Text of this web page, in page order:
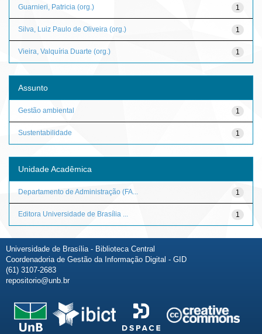
1
Guarnieri, Patricia (org.)
1
Silva, Luiz Paulo de Oliveira (org.)
1
Vieira, Valquíria Duarte (org.)
Assunto
1
Gestão ambiental
1
Sustentabilidade
Unidade Acadêmica
1
Departamento de Administração (FA...
1
Editora Universidade de Brasília ...
Universidade de Brasília - Biblioteca Central
Coordenadoria de Gestão da Informação Digital - GID
(61) 3107-2683
repositorio@unb.br